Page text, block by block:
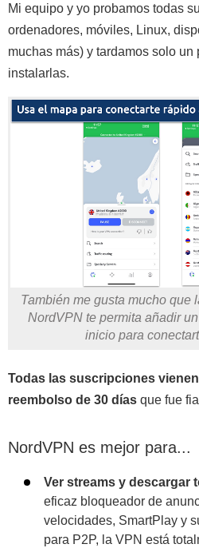
Mi equipo y yo probamos todas
ordenadores, móviles, Linux,
muchas más) y tardamos solo un
instalarlas.
También me gusta mucho que
NordVPN te permita añadir
inicio para
Todas las suscripciones
reembolso de 30 días que fue
NordVPN es mejor para...
Ver streams y descargar
eficaz bloqueador de
velocidades, SmartPlay y
para P2P, la VPN está